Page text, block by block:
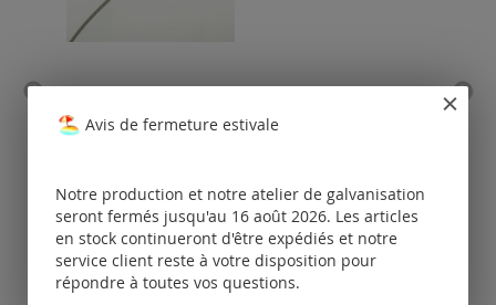
avec embouts et
mousqueton en argent 925
Tarifs
disponibles
uniquement
pour les clients
enregistrés.
Avis de fermeture estivale
Notre production et notre atelier de galvanisation
seront fermés jusqu'au 16 août 2026. Les articles
en stock continueront d'être expédiés et notre
service client reste à votre disposition pour
répondre à toutes vos questions.